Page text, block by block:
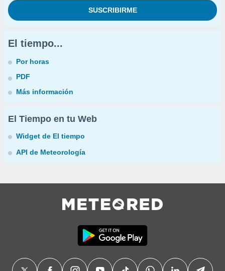
El tiempo...
Por horas
PDF
Más información
El Tiempo en tu Web
Widget de El tiempo
API de Meteorología